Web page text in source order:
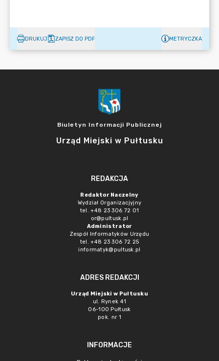
DRUKUJ ZAPISZ DO PDF METRYCZKA
Biuletyn Informacji Publicznej
Urząd Miejski w Pułtusku
REDAKCJA
Redaktor Naczelny
Wydział Organizacjyjny
tel. +48 23 306 72 01
or@pultusk.pl
Administrator
Zespół Informatyków Urzędu
tel. +48 23 306 72 25
informatyk@pultusk.pl
ADRES REDAKCJI
Urząd Miejski w Pułtusku
ul. Rynek 41
06-100 Pułtusk
pok. nr 1
INFORMACJE